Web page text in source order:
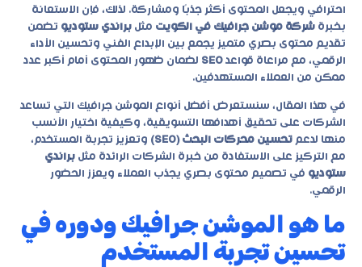
احترافي ويجعل المحتوى أكثر جذبًا ومشاركة. لذلك، فإن الاستعانة
بخبرة شركة موشن جرافيك في الكويت مثل براندي ستوديو تضمن
تقديم محتوى بصري متميز يجمع بين الإبداع الفني وتحسين الأداء
الرقمي، مع مراعاة قواعد SEO لضمان ظهور المحتوى أمام أكبر عدد
ممكن من العملاء المستهدفين.
في هذا المقال، سنستعرض أفضل أنواع الموشن جرافيك التي تساعد
الشركات على تحقيق أهدافها التسويقية، وكيفية اختيار الأنسب
منها لدعم تحسين محركات البحث (SEO)
وتعزيز تجربة المستخدم،
مع التركيز على الاستفادة من خبرة الشركات الرائدة مثل براندي
ستوديو في تصميم محتوى بصري يجذب العملاء ويعزز الحضور
الرقمي.
ما هو الموشن جرافيك ودوره في
تحسين تجربة المستخدم